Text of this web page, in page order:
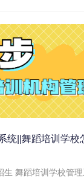
统||舞蹈培训学校
生 舞蹈培训学校管